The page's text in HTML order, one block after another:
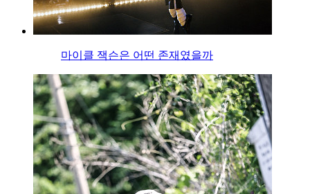
마이클 잭슨은 어떤 존재였을까